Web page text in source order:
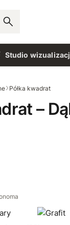
Studio
Półka kwadrat
–